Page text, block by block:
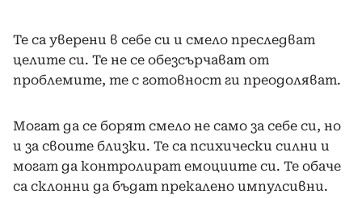
Те са уверени в себе си и смело преследват
целите си. Те не се обезсърчават от
проблемите, те с готовност ги преодоляват.
Могат да се борят смело не само за себе си, но
и за своите близки. Те са психически силни и
могат да контролират емоциите си. Те обаче
са склонни да бъдат прекалено импулсивни.